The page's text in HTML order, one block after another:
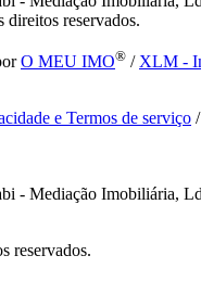
direitos reservados.
O MEU IMO® / XLM -
e Termos de serviço /
- Mediação Imobiliária,
reservados.